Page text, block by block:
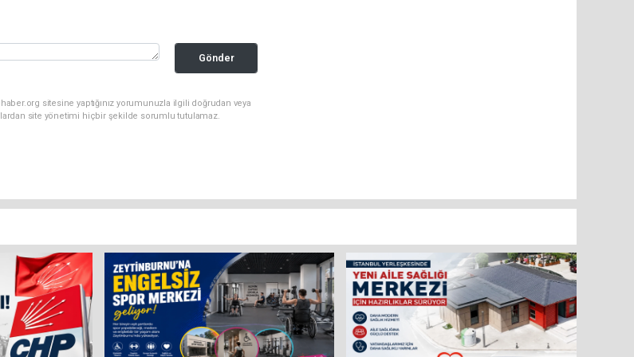
Gönder
sitesine yaptığınız yorumunuzla ilgili doğrudan veya
site yönetimi hiçbir şekilde sorumlu tutulamaz.